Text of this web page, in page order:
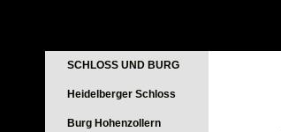
SCHLOSS UND BURG
Heidelberger Schloss
Burg Hohenzollern